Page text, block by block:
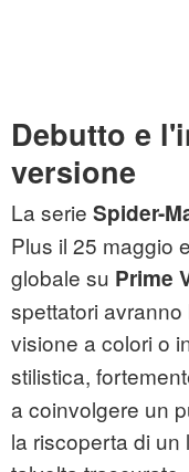
Debutto e
versione
La serie Spider-
Plus il 25 maggio
globale su Prime
spettatori
visione a colori o
stilistica,
a coinvolgere un
la riscoperta di